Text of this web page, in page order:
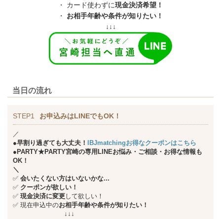
・ カード使わずに現金決済希望！
・
お相手年齢や条件が知りたい！
↓↓↓
当日の流れ
STEP1 お申込みはLINEでもOK！
／
●早割り過ぎても大丈夫！ IBJmatchingお得なクーポンはこちら
●PARTY★PARTY宮崎の専用LINEお悩み・ご相談・お得な情報も
OK！
＼
✅ 会いたくない方はいないかな...
✅ クーポンが欲しい！
✅ 現金決済に変更して欲しい！
✅ 現在申込中のお相手年齢や条件が知りたい！
↓↓↓